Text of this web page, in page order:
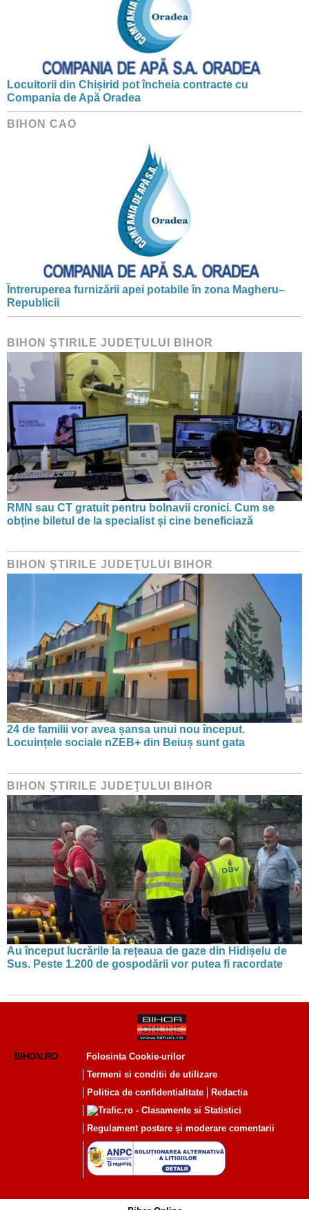
Locuitorii din Chișirid pot încheia contracte cu
Compania de Apă Oradea
BIHON CAO
Întreruperea furnizării apei potabile în zona Magheru–
Republicii
BIHON ŞTIRILE JUDEŢULUI BIHOR
RMN sau CT gratuit pentru bolnavii cronici. Cum se
obține biletul de la specialist și cine beneficiază
BIHON ŞTIRILE JUDEŢULUI BIHOR
24 de familii vor avea șansa unui nou început.
Locuințele sociale nZEB+ din Beiuș sunt gata
BIHON ŞTIRILE JUDEŢULUI BIHOR
Au început lucrările la rețeaua de gaze din Hidișelu de
Sus. Peste 1.200 de gospodării vor putea fi racordate
BIHON.RO
Folosinta Cookie-urilor
Termeni si conditii de utilizare
Politica de confidentialitate
Redactia
Regulament postare și moderare comentarii